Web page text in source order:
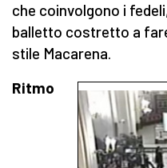
che coinvolgono i
balletto costretto a
stile Macarena.
Ritmo